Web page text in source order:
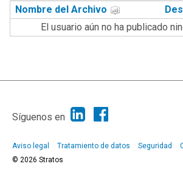
Nombre del Archivo
El usuario aún no ha publicado
|
Síguenos en
Aviso legal Tratamiento de datos Seguridad
© 2026 Stratos